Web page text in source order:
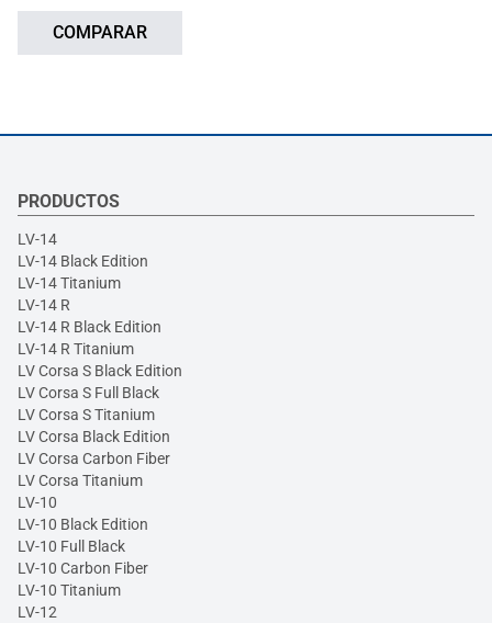
COMPARAR
PRODUCTOS
LV-14
LV-14 Black Edition
LV-14 Titanium
LV-14 R
LV-14 R Black Edition
LV-14 R Titanium
LV Corsa S Black Edition
LV Corsa S Full Black
LV Corsa S Titanium
LV Corsa Black Edition
LV Corsa Carbon Fiber
LV Corsa Titanium
LV-10
LV-10 Black Edition
LV-10 Full Black
LV-10 Carbon Fiber
LV-10 Titanium
LV-12